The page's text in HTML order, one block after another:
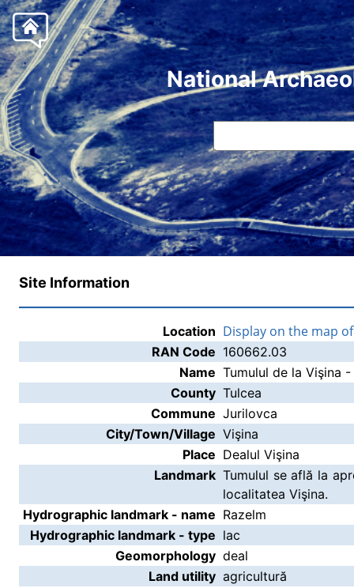
National
Site Information
Location Display on the map
RAN Code 160662.03
Name Tumulul de la Vişina
County Tulcea
Commune Jurilovca
City/Town/Village Vişina
Place Dealul Vişina
Landmark Tumulul se află la
localitatea Vişina.
Hydrographic landmark - name Razelm
Hydrographic landmark - type lac
Geomorphology deal
Land utility agricultură